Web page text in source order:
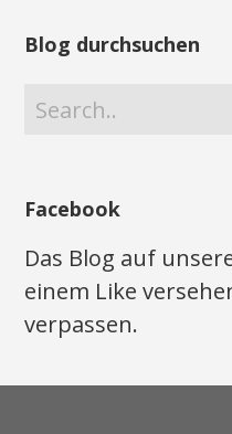
Blog durchsuchen
Facebook
Das Blog auf
einem Like
verpassen.